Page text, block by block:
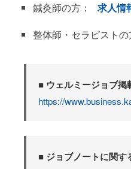
鍼灸師の方：
求人情
整体師・セラピストの
■ ウェルミージョブ掲
https://
■ ジョブノートに関す